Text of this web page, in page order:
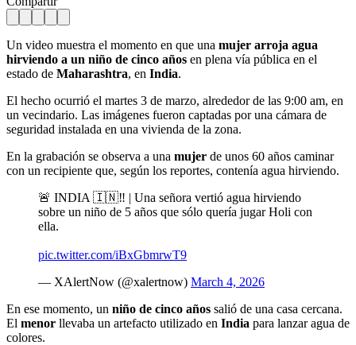
Un video muestra el momento en que una mujer arroja agua
hirviendo a un niño de cinco años en plena vía pública en el
estado de Maharashtra, en India.
El hecho ocurrió el martes 3 de marzo, alrededor de las 9:00 am, en
un vecindario. Las imágenes fueron captadas por una cámara de
seguridad instalada en una vivienda de la zona.
En la grabación se observa a una mujer de unos 60 años caminar
con un recipiente que, según los reportes, contenía agua hirviendo.
🚨 INDIA 🇮🇳‼️ | Una señora vertió agua hirviendo
sobre un niño de 5 años que sólo quería jugar Holi con
ella.
pic.twitter.com/iBxGbmrwT9
— XAlertNow (@xalertnow) March 4, 2026
En ese momento, un niño de cinco años salió de una casa cercana.
El menor llevaba un artefacto utilizado en India para lanzar agua de
colores.